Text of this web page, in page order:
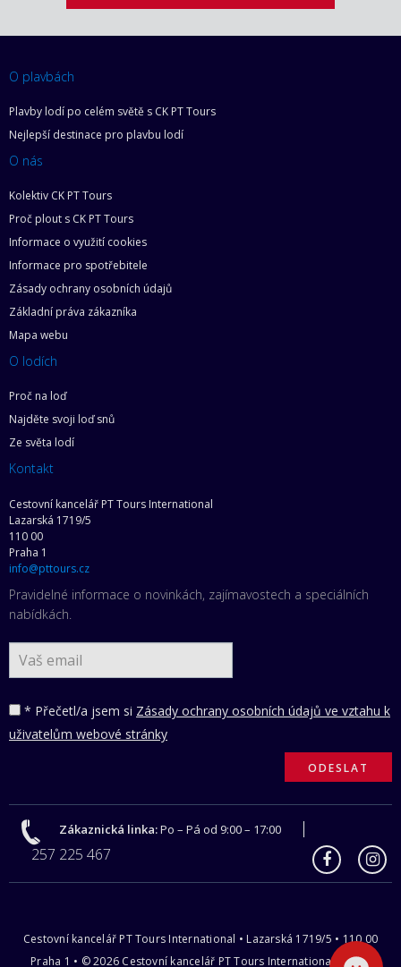
O plavbách
Plavby lodí po celém světě s CK PT Tours
Nejlepší destinace pro plavbu lodí
O nás
Kolektiv CK PT Tours
Proč plout s CK PT Tours
Informace o využití cookies
Informace pro spotřebitele
Zásady ochrany osobních údajů
Základní práva zákazníka
Mapa webu
O lodích
Proč na loď
Najděte svoji loď snů
Ze světa lodí
Kontakt
Cestovní kancelář PT Tours International
Lazarská 1719/5
110 00
Praha 1
info@pttours.cz
Pravidelné informace o novinkách, zajímavostech a speciálních
nabídkách.
* Přečetl/a jsem si Zásady ochrany osobních údajů ve vztahu k
uživatelům webové stránky
Zákaznická linka:Po – Pá od 9:00 – 17:00
257 225 467
Cestovní kancelář PT Tours International • Lazarská 1719/5 • 110 00
Praha 1 • © 2026 Cestovní kancelář PT Tours International s.r.o |